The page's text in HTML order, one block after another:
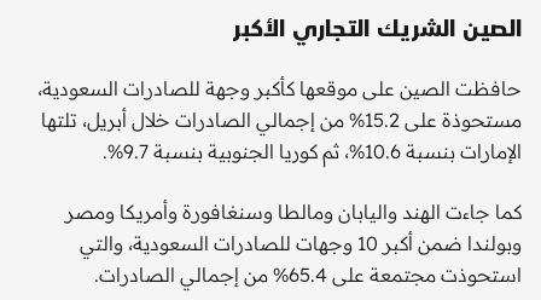
الصين الشريك التجاري الأكبر
حافظت الصين على موقعها كأكبر وجهة للصادرات السعودية،
مستحوذة على 15.2% من إجمالي الصادرات خلال أبريل، تلتها
الإمارات بنسبة 10.6%، ثم كوريا الجنوبية بنسبة 9.7%.
كما جاءت الهند واليابان ومالطا وسنغافورة وأمريكا ومصر
وبولندا ضمن أكبر 10 وجهات للصادرات السعودية، والتي
استحوذت مجتمعة على 65.4% من إجمالي الصادرات.